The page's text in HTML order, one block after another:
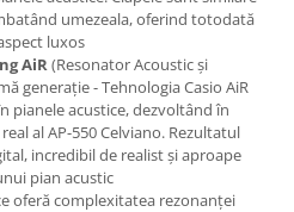
umezeala, oferind totodată
luxos
AiR (Resonator Acoustic și
generație - Tehnologia Casio AiR
pianele acustice, dezvoltând în
al AP-550 Celviano. Rezultatul
incredibil de realist și aproape
pian acustic
oferă complexitatea rezonanței